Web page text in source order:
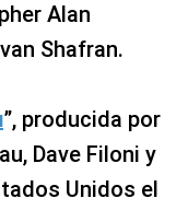
Alan
Shafran.
”, producida por
Dave Filoni y
Unidos el